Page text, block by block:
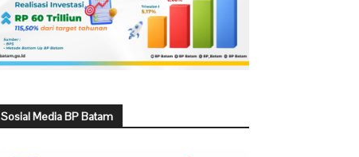
Sosial Media BP Batam